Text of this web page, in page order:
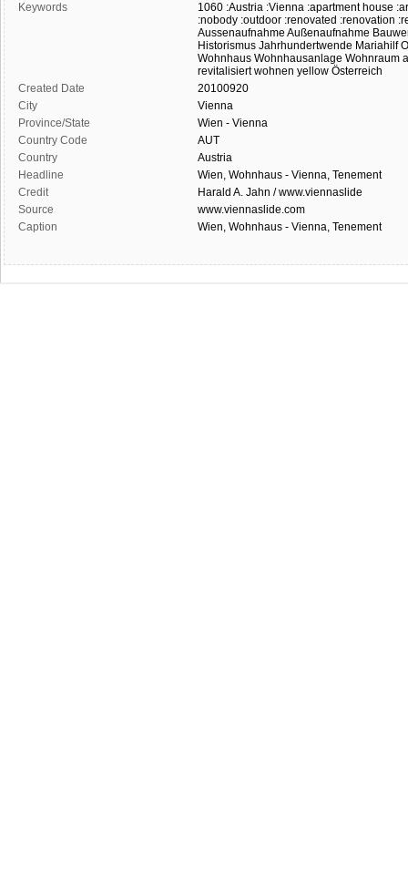
Keywords
1060 :Austria :Vienna :apartment house
:nobody :outdoor :renovated :renovation
Aussenaufnahme Außenaufnahme
Historismus Jahrhundertwende Mariahilf
Wohnhaus Wohnhausanlage Wohnraum
revitalisiert wohnen yellow Österreich
Created Date
20100920
City
Vienna
Province/State
Wien - Vienna
Country Code
AUT
Country
Austria
Headline
Wien, Wohnhaus - Vienna, Tenement
Credit
Harald A. Jahn / www.viennaslide
Source
www.viennaslide.com
Caption
Wien, Wohnhaus - Vienna, Tenement